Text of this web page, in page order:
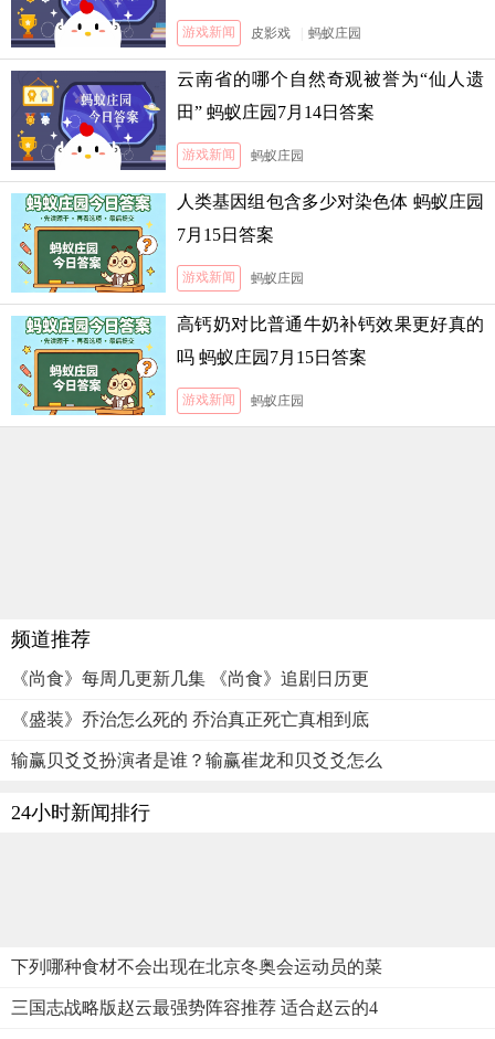
3日答案
游戏新闻 皮影戏 蚂蚁庄园
云南省的哪个自然奇观被誉为“仙人遗
田” 蚂蚁庄园7月14日答案
游戏新闻 蚂蚁庄园
人类基因组包含多少对染色体 蚂蚁庄园
7月15日答案
游戏新闻 蚂蚁庄园
高钙奶对比普通牛奶补钙效果更好真的
吗 蚂蚁庄园7月15日答案
游戏新闻 蚂蚁庄园
频道推荐
《尚食》每周几更新几集 《尚食》追剧日历更
《盛装》乔治怎么死的 乔治真正死亡真相到底
输赢贝爻爻扮演者是谁？输赢崔龙和贝爻爻怎么
24小时新闻排行
下列哪种食材不会出现在北京冬奥会运动员的菜
三国志战略版赵云最强势阵容推荐 适合赵云的4